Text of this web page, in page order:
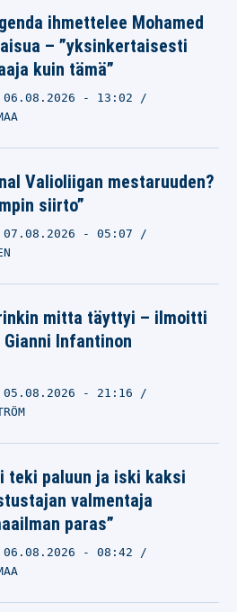
ihmettelee Mohamed
– ”yksinkertaisesti
kuin tämä”
06.08.2026 - 13:02
Valioliigan mestaruuden?
siirto”
07.08.2026 - 05:07
mitta täyttyi – ilmoitti
Infantinon
05.08.2026 - 21:16
teki paluun ja iski kaksi
valmentaja
paras”
06.08.2026 - 08:42